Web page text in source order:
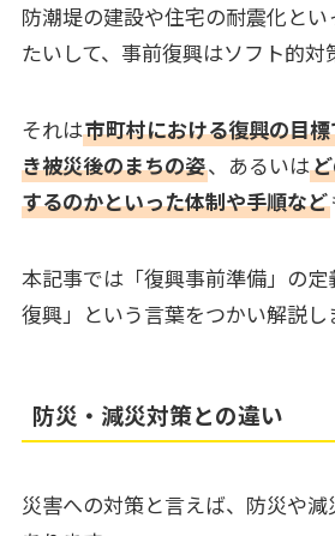
防潮堤の建設や住宅の耐震化と
たいして、事前復興はソフト的対
それは市町村における復興の目
き被災後のまちの姿、あるいは
するのかといった体制や手順など
本記事では「復興事前準備」の
復興」という言葉をつかい解説し
防災・減災対策との違い
災害への対策と言えば、防災や